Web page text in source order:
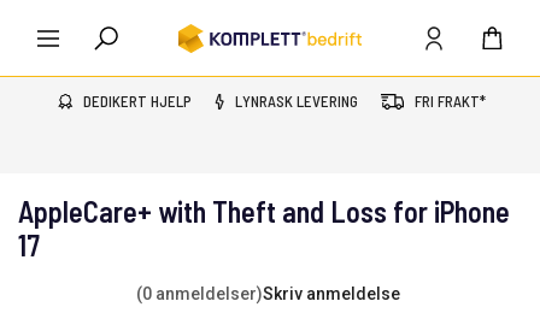
DEDIKERT HJELP LYNRASK LEVERING FRI FRAKT*
AppleCare+ with Theft and Loss for iPhone
17
(0 anmeldelser)Skriv anmeldelse